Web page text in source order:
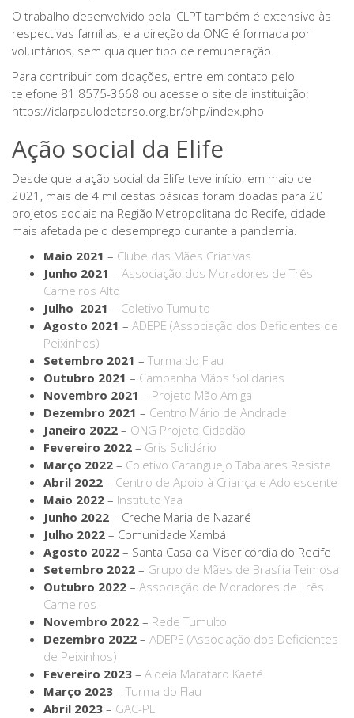
O trabalho desenvolvido pela ICLPT também é extensivo às
respectivas famílias, e a direção da ONG é formada por
voluntários, sem qualquer tipo de remuneração.
Para contribuir com doações, entre em contato pelo
telefone 81 8575-3668 ou acesse o site da instituição:
https://iclarpaulodetarso.org.br/php/index.php
Ação social da Elife
Desde que a ação social da Elife teve início, em maio de
2021, mais de 4 mil cestas básicas foram doadas para 20
projetos sociais na Região Metropolitana do Recife, cidade
mais afetada pelo desemprego durante a pandemia.
Maio 2021 – Clube das Mães Criativas
Junho 2021 – Associação dos Moradores de Três
Carneiros Alto
Julho 2021 – Coletivo Tumulto
Agosto 2021 – ADEPE (Associação dos Deficientes de
Peixinhos)
Setembro 2021 – Turma do Flau
Outubro 2021 – Campanha Mãos Solidárias
Novembro 2021 – Projeto Mão Amiga
Dezembro 2021 – Centro Mário de Andrade
Janeiro 2022 – ONG Projeto Cidadão
Fevereiro 2022 – Gris Solidário
Março 2022 – Coletivo Caranguejo Tabaiares Resiste
Abril 2022 – Centro de Apoio à Criança e Adolescente
Maio 2022 – Instituto Yaa
Junho 2022 – Creche Maria de Nazaré
Julho 2022 – Comunidade Xambá
Agosto 2022 – Santa Casa da Misericórdia do Recife
Setembro 2022 – Grupo de Mães de Brasília Teimosa
Outubro 2022 – Associação de Moradores de Três
Carneiros
Novembro 2022 – Rede Tumulto
Dezembro 2022 – ADEPE (Associação dos Deficientes
de Peixinhos)
Fevereiro 2023 – Aldeia Marataro Kaeté
Março 2023 – Turma do Flau
Abril 2023 – GAC-PE